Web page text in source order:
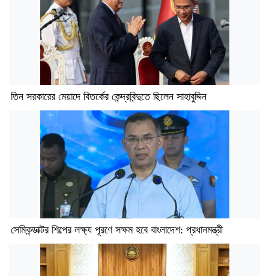
তিন সরকারের মেয়াদে বিতর্কের কেন্দ্রবিন্দুতে ছিলেন সাহাবুদ্দিন
সেমিকন্ডাক্টর শিল্পের লক্ষ্য পূরণে সক্ষম হবে বাংলাদেশ: প্রধানমন্ত্রী